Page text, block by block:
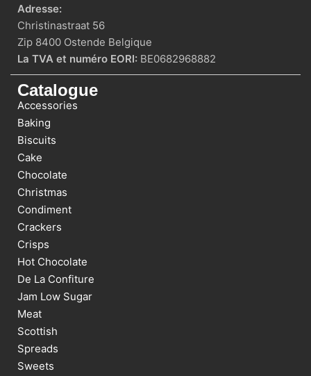
Adresse:
Christinastraat 56
Zip 8400 Ostende Belgique
La TVA et numéro EORI: BE0682968882
Catalogue
Accessories
Baking
Biscuits
Cake
Chocolate
Christmas
Condiment
Crackers
Crisps
Hot Chocolate
De La Confiture
Jam Low Sugar
Meat
Scottish
Spreads
Sweets